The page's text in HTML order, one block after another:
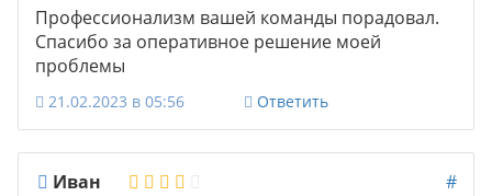
Профессионализм вашей команды порадовал.
Спасибо за оперативное решение моей
проблемы
21.02.2023 в 05:56 Ответить
Иван
#